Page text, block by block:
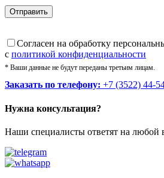
Cогласен на обработку
с политикой конфиденциальности
* Ваши данные не будут переданы третьим лицам.
Заказать по телефону: +7 (3522) 44-
Нужна консультация?
Наши специалисты ответят на любой